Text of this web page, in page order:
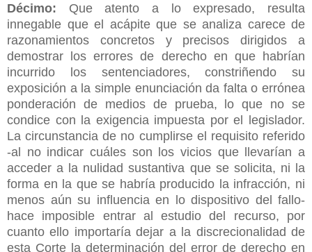
Décimo: Que atento a lo expresado, resulta
innegable que el acápite que se analiza carece de
razonamientos concretos y precisos dirigidos a
demostrar los errores de derecho en que habrían
incurrido los sentenciadores, constriñendo su
exposición a la simple enunciación da falta o errónea
ponderación de medios de prueba, lo que no se
condice con la exigencia impuesta por el legislador.
La circunstancia de no cumplirse el requisito referido
-al no indicar cuáles son los vicios que llevarían a
acceder a la nulidad sustantiva que se solicita, ni la
forma en la que se habría producido la infracción, ni
menos aún su influencia en lo dispositivo del fallo-
hace imposible entrar al estudio del recurso, por
cuanto ello importaría dejar a la discrecionalidad de
esta Corte la determinación del error de derecho en